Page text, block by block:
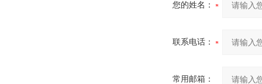
您的姓名：
联系电话：
常用邮箱：